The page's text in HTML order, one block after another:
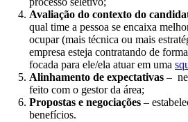
Avaliação do contexto do
qual time a pessoa se encaixa
ocupar (mais técnica ou mais
empresa esteja contratando de
focada para ele/ela atuar em uma
Alinhamento de expectativas –
feito com o gestor da área;
Propostas e negociações –
benefícios.